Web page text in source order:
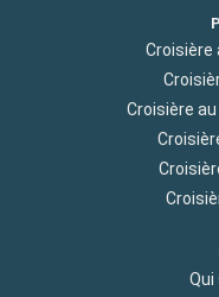
Croisière
Croisière